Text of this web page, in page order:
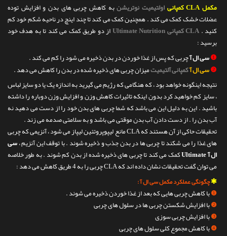
مکمل CLA کمپانی اولتیمیت نوتریشنبه کاهش چربی های بدن و افزایش توده
عضلات خشک کمک می کند . همچنین کمک می کند تا چند اینچ در ناحیه شکم خود کم
کنید .CLA کمپانی Ultimate Nutrition
از دو طریق کمک می کند تا به هدف خود
برسید :
❶سی ال آچربی که پس از غذا خوردن در بدن ذخیره می شود را کم می کند .
❷سی ال آکمپانی آلتیمیتمیزان چربی های ذخیره شده در بدن را کاهش می دهد .
نتیجه اینگونه خواهد بود ، که هنگامی که رژیم می گیرید به اندازه یک یا دو سایز لباس
، سایز کم خواهید کرد بدون اینکه تاثیرات کاهش وزن و افزایش وزن دوباره را داشته
باشید . این به دلیل این می باشد که شما چربی های بدن خود را از دست می دهید نه
آب بدن را . از دست دادن آب بدن موقتی می باشد و به سلامتی صدمه می زند .
تحقیقات حاکی از آن هستند که CLA مانع لیپوپروتئین لیپاز می شود ، آنزیمی که چربی
های غذا را می شکند تا چربی ها در بدن جذب و ذخیره شوند . با توقف این آنزیم ،سی
ال آ Ultimate
کمک می کند تا چربی های ذخیره شده از بدن کم شوند . به طور خلاصه
می توان گفت تحقیقات نشان داده اند که CLA چربی را به 4 طریق کاهش می دهد :
✱چگونگی عملکرد مکمل سی ال آ :
❶با کاهش چربی هایی که بعد از غذا خوردن ذخیره می شوند .
❷با افزایش شکستن چربی ها در سلول های چربی
❸با افزایش چربی سوزی
❹با کاهش مجموع کلی سلول های چربی